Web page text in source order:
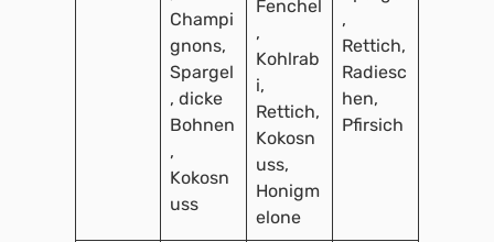
Champi
gnons,
Spargel
, dicke
Bohnen
,
Kokosn
uss
Fenchel
,
Kohlrab
i,
Rettich,
Kokosn
uss,
Honigm
elone
,
Rettich,
Radiesc
hen,
Pfirsich